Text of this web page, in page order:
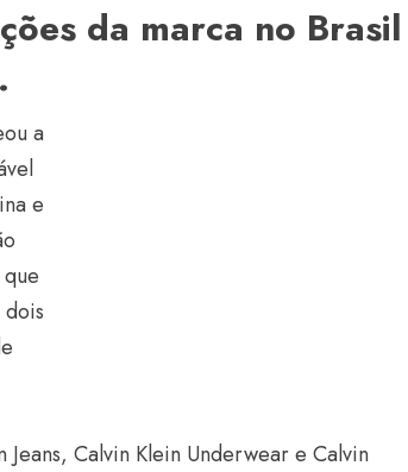
da marca no Brasil
a
e
Calvin Klein Underwear e Calvin